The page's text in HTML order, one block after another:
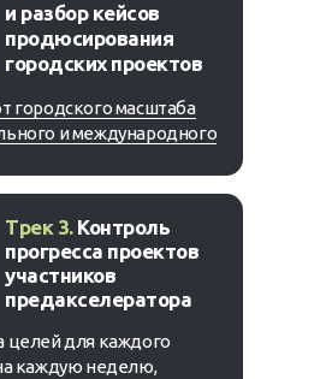
Трек 3.Контроль
прогресса проектов
участников
предакселератора
целей для каждого
каждую неделю,
и разбор кейсов
продюсирования
городских проектов
городского масштаба
и международного